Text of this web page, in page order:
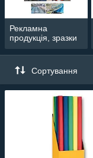
Рекламна
продукція, зразки
Сортування